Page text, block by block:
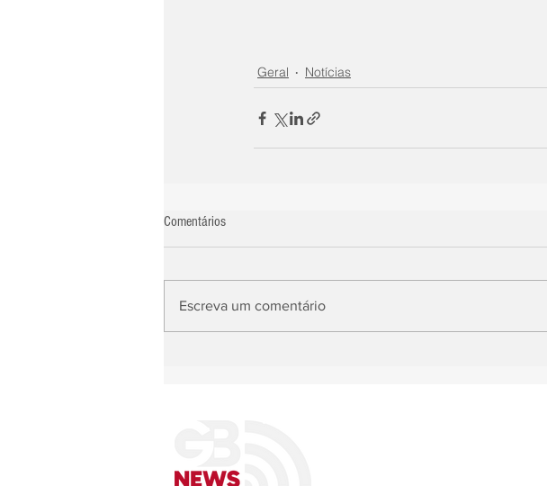
Geral Notícias
Comentários
Escreva um comentário